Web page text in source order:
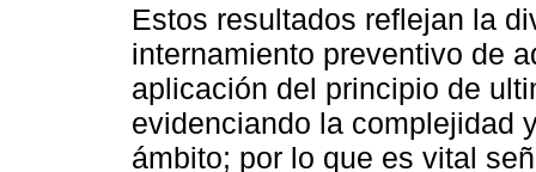
Estos resultados reflejan la
internamiento preventivo de
aplicación del principio de
evidenciando la complejidad
ámbito; por lo que es vital